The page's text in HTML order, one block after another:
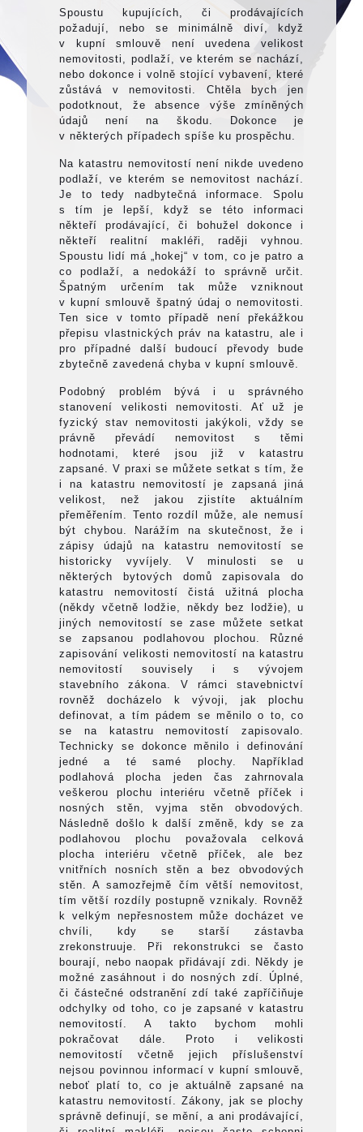
Spoustu kupujících, či prodávajících
požadují, nebo se minimálně diví, když
v kupní smlouvě není uvedena velikost
nemovitosti, podlaží, ve kterém se nachází,
nebo dokonce i volně stojící vybavení, které
zůstává v nemovitosti. Chtěla bych jen
podotknout, že absence výše zmíněných
údajů není na škodu. Dokonce je
v některých případech spíše ku prospěchu.
Na katastru nemovitostí není nikde uvedeno
podlaží, ve kterém se nemovitost nachází.
Je to tedy nadbytečná informace. Spolu
s tím je lepší, když se této informaci
někteří prodávající, či bohužel dokonce i
někteří realitní makléři, raději vyhnou.
Spoustu lidí má „hokej“ v tom, co je patro a
co podlaží, a nedokáží to správně určit.
Špatným určením tak může vzniknout
v kupní smlouvě špatný údaj o nemovitosti.
Ten sice v tomto případě není překážkou
přepisu vlastnických práv na katastru, ale i
pro případné další budoucí převody bude
zbytečně zavedená chyba v kupní smlouvě.
Podobný problém bývá i u správného
stanovení velikosti nemovitosti. Ať už je
fyzický stav nemovitosti jakýkoli, vždy se
právně převádí nemovitost s těmi
hodnotami, které jsou již v katastru
zapsané. V praxi se můžete setkat s tím, že
i na katastru nemovitostí je zapsaná jiná
velikost, než jakou zjistíte aktuálním
přeměřením. Tento rozdíl může, ale nemusí
být chybou. Narážím na skutečnost, že i
zápisy údajů na katastru nemovitostí se
historicky vyvíjely. V minulosti se u
některých bytových domů zapisovala do
katastru nemovitostí čistá užitná plocha
(někdy včetně lodžie, někdy bez lodžie), u
jiných nemovitostí se zase můžete setkat
se zapsanou podlahovou plochou. Různé
zapisování velikosti nemovitostí na katastru
nemovitostí souvisely i s vývojem
stavebního zákona. V rámci stavebnictví
rovněž docházelo k vývoji, jak plochu
definovat, a tím pádem se měnilo o to, co
se na katastru nemovitostí zapisovalo.
Technicky se dokonce měnilo i definování
jedné a té samé plochy. Například
podlahová plocha jeden čas zahrnovala
veškerou plochu interiéru včetně příček i
nosných stěn, vyjma stěn obvodových.
Následně došlo k další změně, kdy se za
podlahovou plochu považovala celková
plocha interiéru včetně příček, ale bez
vnitřních nosních stěn a bez obvodových
stěn. A samozřejmě čím větší nemovitost,
tím větší rozdíly postupně vznikaly. Rovněž
k velkým nepřesnostem může docházet ve
chvíli, kdy se starší zástavba
zrekonstruuje. Při rekonstrukci se často
bourají, nebo naopak přidávají zdi. Někdy je
možné zasáhnout i do nosných zdí. Úplné,
či částečné odstranění zdí také zapříčiňuje
odchylky od toho, co je zapsané v katastru
nemovitostí. A takto bychom mohli
pokračovat dále. Proto i velikosti
nemovitostí včetně jejich příslušenství
nejsou povinnou informací v kupní smlouvě,
neboť platí to, co je aktuálně zapsané na
katastru nemovitostí. Zákony, jak se plochy
správně definují, se mění, a ani prodávající,